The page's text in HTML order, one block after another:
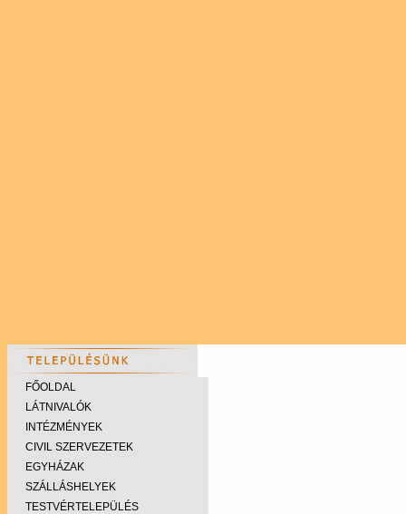
FŐOLDAL
LÁTNIVALÓK
INTÉZMÉNYEK
CIVIL SZERVEZETEK
EGYHÁZAK
SZÁLLÁSHELYEK
TESTVÉRTELEPÜLÉS